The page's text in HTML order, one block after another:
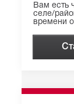
Вам есть
селе/
времени